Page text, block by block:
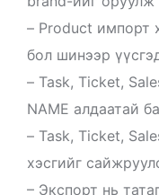
– Product импорт
бол шинээр
– Task, Ticket,
NAME алдаатай
– Task, Ticket,
хэсгийг
– Экспорт нь